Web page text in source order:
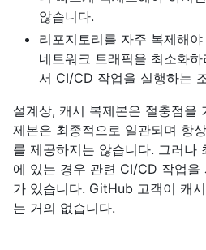
않습니다.
리포지토리를 자주 복제해
네트워크 트래픽을 최소화
서 CI/CD 작업을 실행하는
설계상, 캐시 복제본은 절충점을
제본은 최종적으로 일관되며 항
를 제공하지는 않습니다. 그러나
에 있는 경우 관련 CI/CD 작업을
가 있습니다. GitHub 고객이 캐
는 거의 없습니다.